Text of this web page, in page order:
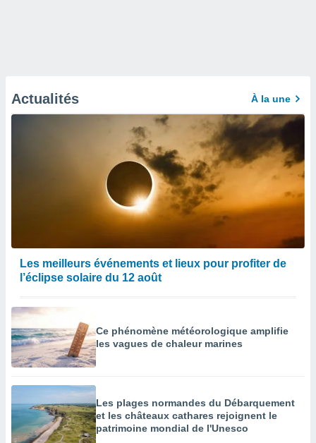
Actualités À la une
Les meilleurs événements et lieux pour profiter de
l’éclipse solaire du 12 août
Ce phénomène météorologique amplifie
les vagues de chaleur marines
Les plages normandes du Débarquement
et les châteaux cathares rejoignent le
patrimoine mondial de l'Unesco